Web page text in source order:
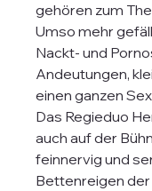
gehören zum
Umso mehr
Nackt- und
Andeutungen,
einen ganzen
Das Regieduo
auch auf der
feinnervig und
Bettenreigen